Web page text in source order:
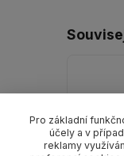
Pro základní
účely a v
reklamy